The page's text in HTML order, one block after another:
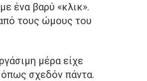
ένα βαρύ «κλικ».
τους ώμους του
μέρα είχε
σχεδόν πάντα.